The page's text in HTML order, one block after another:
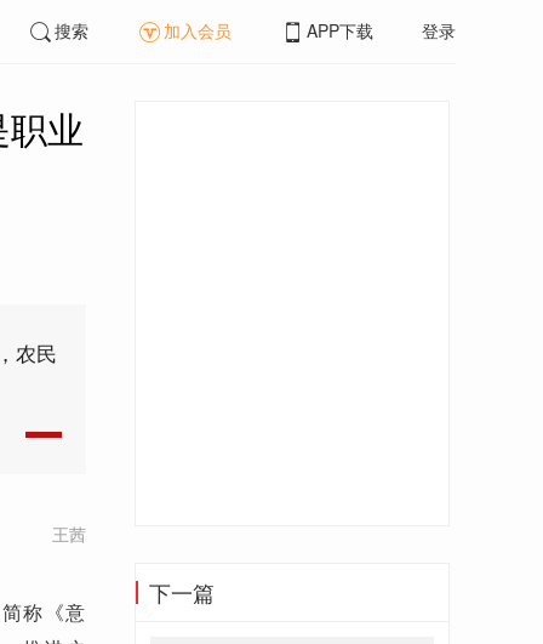
搜索 加入会员 APP下载 登录
职业
农民
王茜
称《意
下一篇